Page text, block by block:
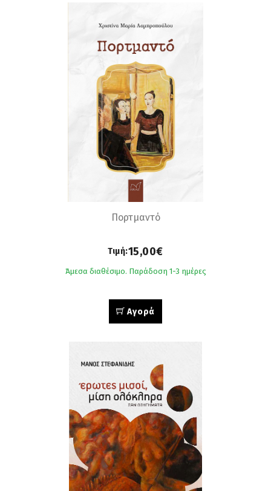
Πορτμαντό
Τιμή:15,00€
Άμεσα διαθέσιμο. Παράδοση 1-3 ημέρες
Αγορά